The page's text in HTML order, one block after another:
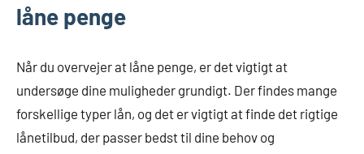
låne penge
Når du overvejer at låne penge, er det vigtigt at
undersøge dine muligheder grundigt. Der findes mange
forskellige typer lån, og det er vigtigt at finde det rigtige
lånetilbud, der passer bedst til dine behov og